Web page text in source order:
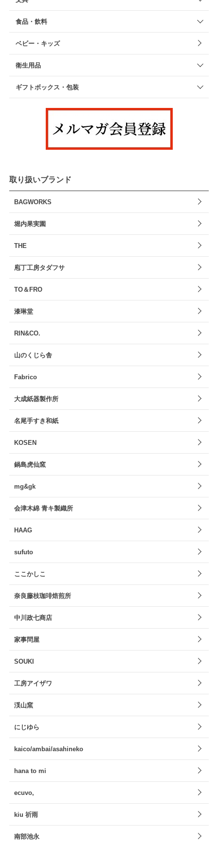
食品・飲料
ベビー・キッズ
衛生用品
ギフトボックス・包装
取り扱いブランド
BAGWORKS
堀内果実園
THE
庖丁工房タダフサ
TO＆FRO
漆琳堂
RIN&CO.
山のくじら舎
Fabrico
大成紙器製作所
名尾手すき和紙
KOSEN
鍋島虎仙窯
mg&gk
会津木綿 青キ製織所
HAAG
sufuto
ここかしこ
奈良藤枝珈琲焙煎所
中川政七商店
家事問屋
SOUKI
工房アイザワ
渓山窯
にじゆら
kaico/ambai/asahineko
hana to mi
ecuvo,
kiu 祈雨
南部池永